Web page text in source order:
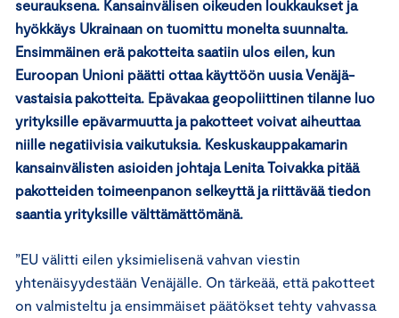
seurauksena. Kansainvälisen oikeuden loukkaukset ja
hyökkäys Ukrainaan on tuomittu monelta suunnalta.
Ensimmäinen erä pakotteita saatiin ulos eilen, kun
Euroopan Unioni päätti ottaa käyttöön uusia Venäjä-
vastaisia pakotteita. Epävakaa geopoliittinen tilanne luo
yrityksille epävarmuutta ja pakotteet voivat aiheuttaa
niille negatiivisia vaikutuksia. Keskuskauppakamarin
kansainvälisten asioiden johtaja Lenita Toivakka pitää
pakotteiden toimeenpanon selkeyttä ja riittävää tiedon
saantia yrityksille välttämättömänä.
”EU välitti eilen yksimielisenä vahvan viestin
yhtenäisyydestään Venäjälle. On tärkeää, että pakotteet
on valmisteltu ja ensimmäiset päätökset tehty vahvassa